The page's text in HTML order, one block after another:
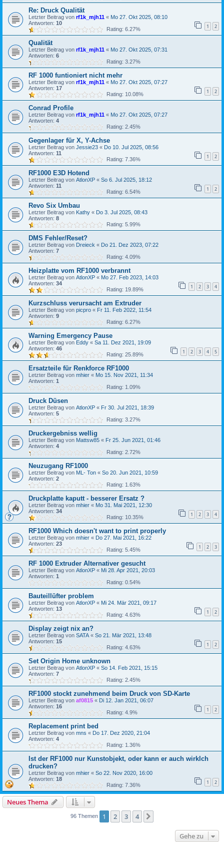
Re: Druck Qualität
Letzter Beitrag von rf1k_mjh11 « Mo 27. Okt 2025, 08:10
Antworten: 10 1 2
Rating: 6.27%
Qualität
Letzter Beitrag von rf1k_mjh11 « Mo 27. Okt 2025, 07:31
Antworten: 6
Rating: 3.27%
RF 1000 funtioniert nicht mehr
Letzter Beitrag von rf1k_mjh11 « Mo 27. Okt 2025, 07:27
Antworten: 17 1 2
Rating: 10.08%
Conrad Profile
Letzter Beitrag von rf1k_mjh11 « Mo 27. Okt 2025, 07:27
Antworten: 4
Rating: 2.45%
Gegenlager für X, Y-Achse
Letzter Beitrag von Jessie23 « Do 10. Jul 2025, 08:56
Antworten: 11 1 2
Rating: 7.36%
RF1000 E3D Hotend
Letzter Beitrag von AtlonXP « So 6. Jul 2025, 18:12
Antworten: 11 1 2
Rating: 6.54%
Revo Six Umbau
Letzter Beitrag von Kathy « Do 3. Jul 2025, 08:43
Antworten: 8
Rating: 5.99%
DMS Fehler/Reset?
Letzter Beitrag von Dreieck « Do 21. Dez 2023, 07:22
Antworten: 7
Rating: 4.09%
Heizplatte vom RF1000 verbrannt
Letzter Beitrag von AtlonXP « Mo 27. Feb 2023, 14:03
Antworten: 34 1 2 3 4
Rating: 19.89%
Kurzschluss verursacht am Extruder
Letzter Beitrag von picpro « Fr 11. Feb 2022, 11:54
Antworten: 9
Rating: 6.27%
Warning Emergency Pause
Letzter Beitrag von Eddy « Sa 11. Dez 2021, 19:09
Antworten: 46 1 2 3 4 5
Rating: 25.89%
Ersatzteile für Renkforce RF1000
Letzter Beitrag von mhier « Mo 15. Nov 2021, 11:34
Antworten: 1
Rating: 1.09%
Druck Düsen
Letzter Beitrag von AtlonXP « Fr 30. Jul 2021, 18:39
Antworten: 5
Rating: 3.27%
Druckergebniss wellig
Letzter Beitrag von Mattsw85 « Fr 25. Jun 2021, 01:46
Antworten: 4
Rating: 2.72%
Neuzugang RF1000
Letzter Beitrag von ML- Ton « So 20. Jun 2021, 10:59
Antworten: 2
Rating: 1.63%
Druckplatte kaputt - besserer Ersatz ?
Letzter Beitrag von mhier « Mo 31. Mai 2021, 12:30
Antworten: 34 1 2 3 4
Rating: 10.35%
RF1000 Which doesn't want to print properly
Letzter Beitrag von mhier « Do 27. Mai 2021, 16:22
Antworten: 23 1 2 3
Rating: 5.45%
RF 1000 Extruder Alternativer gesucht
Letzter Beitrag von AtlonXP « Mi 28. Apr 2021, 20:03
Antworten: 1
Rating: 0.54%
Bauteillüfter problem
Letzter Beitrag von AtlonXP « Mi 24. Mär 2021, 09:17
Antworten: 13 1 2
Rating: 4.63%
Display zeigt nix an?
Letzter Beitrag von SATA « So 21. Mär 2021, 13:48
Antworten: 15 1 2
Rating: 4.63%
Set Origin Home unknown
Letzter Beitrag von AtlonXP « So 14. Feb 2021, 15:15
Antworten: 7
Rating: 2.45%
RF1000 stockt zunehmend beim Druck von SD-Karte
Letzter Beitrag von af0815 « Di 12. Jan 2021, 06:07
Antworten: 16 1 2
Rating: 4.9%
Replacement print bed
Letzter Beitrag von mns « Do 17. Dez 2020, 21:04
Antworten: 4
Rating: 1.36%
Ist der RF1000 nur Kunstobjekt, oder kann er auch wirklch
drucken?
Letzter Beitrag von mhier « So 22. Nov 2020, 16:00
Antworten: 18 1 2
Rating: 7.36%
Neues Thema
96 Themen 1 2 3 4
Gehe zu